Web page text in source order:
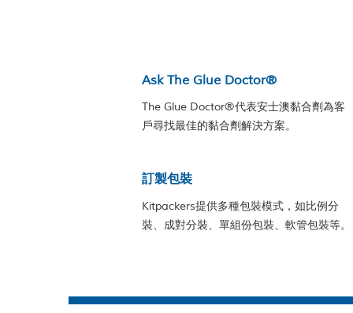
Ask The Glue Doctor®
The Glue Doctor®代表安士澳黏合劑為客
戶尋找最佳的黏合劑解決方案。
訂製包裝
Kitpackers提供多種包裝模式，如比例分
裝、成對分裝、單組份包裝、軟管包裝等。